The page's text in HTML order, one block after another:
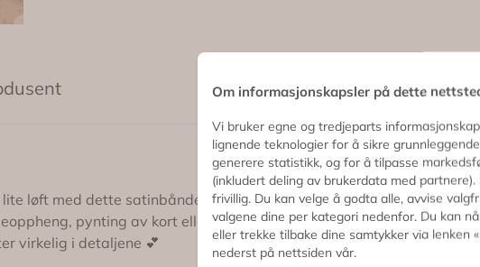
løft med dette satinbåndet i rosa og grønn – perfekt når du vil ha
pynting av kort eller en liten sløyfe rundt serviettene.
virkelig i detaljene 💕
Om informasjonskapsler på dette
Vi bruker egne og tredjeparts
lignende teknologier for å sikre
generere statistikk, og for å tilpasse
(inkludert deling av brukerdata med
frivillig. Du kan velge å godta alle, avvise
valgene dine per kategori nedenfor. Du kan
eller trekke tilbake dine samtykker via lenken
nederst på nettsiden vår.